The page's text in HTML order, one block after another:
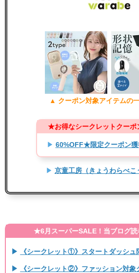
▲ クーポン対象アイテムの
★お得なシークレットクー
▶ 60%OFF★限定クーポン獲
▶ 京童工房（きょうわらべこ
★6月スーパーSALE！当ブログ
▶ 《シークレット①》スタートダッシュ
▶ 《シークレット②》ファッション対象